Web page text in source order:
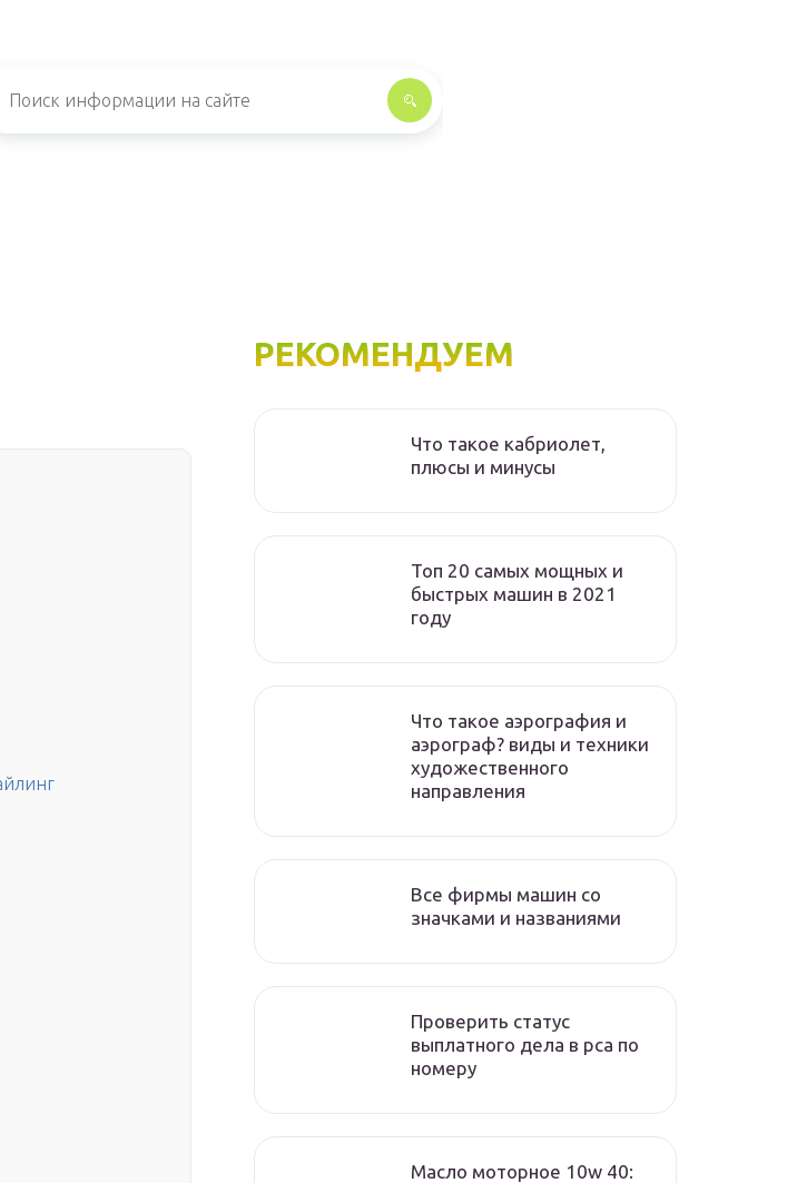
РЕКОМЕНДУЕМ
Что такое кабриолет,
плюсы и минусы
Топ 20 самых мощных и
быстрых машин в 2021
году
Что такое аэрография и
аэрограф? виды и техники
художественного
направления
Все фирмы машин со
значками и названиями
Проверить статус
выплатного дела в рса по
номеру
Масло моторное 10w 40: